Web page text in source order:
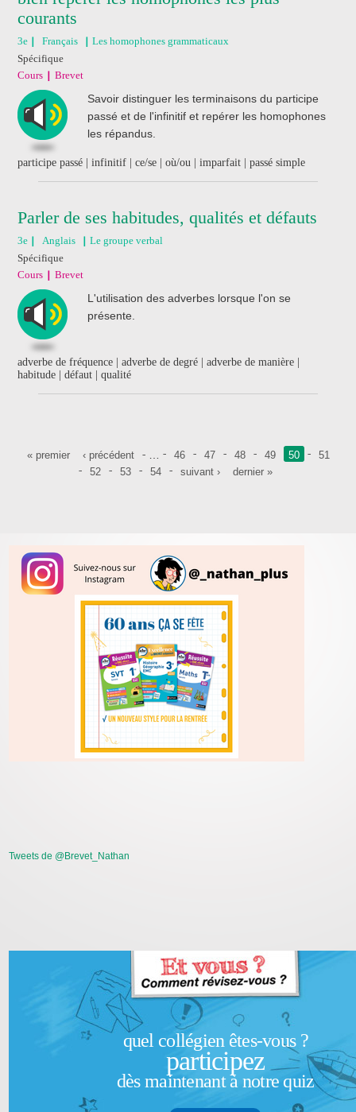
courants
3e Français
Les homophones grammaticaux
Spécifique
Cours
Brevet
Savoir distinguer les terminaisons du participe
passé et de l'infinitif et repérer les homophones
les répandus.
participe passé | infinitif | ce/se | où/ou | imparfait | passé simple
Parler de ses habitudes, qualités et défauts
3e Anglais
Le groupe verbal
Spécifique
Cours
Brevet
L'utilisation des adverbes lorsque l'on se
présente.
adverbe de fréquence | adverbe de degré | adverbe de manière |
habitude | défaut | qualité
Pages
« premier ‹ précédent 46 47 48 49 50
51
52
53 54 suivant › dernier »
Tweets de @Brevet_Nathan
quel collégien êtes-vous ?
participez
dès maintenant à notre quiz